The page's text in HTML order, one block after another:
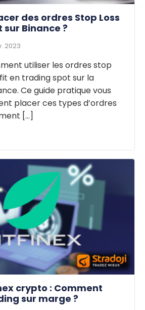
des ordres Stop Loss
Binance ?
2023
utiliser les ordres stop
en trading spot sur la
Ce guide pratique vous
placer ces types d’ordres
[...]
crypto : Comment
sur marge ?